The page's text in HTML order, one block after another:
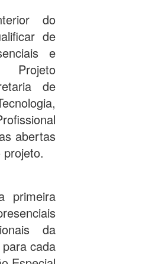
do
de
e
Projeto
de
abertas
primeira
da
cada